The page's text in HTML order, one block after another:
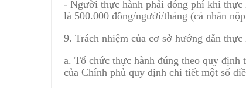
- Người thực hành phải đóng phí khi thực
là 500.000 đồng/người/tháng (cá nhân
9. Trách nhiệm của cơ sở hướng dẫn thực
a. Tổ chức thực hành đúng theo quy
của Chính phủ quy định chi tiết một số